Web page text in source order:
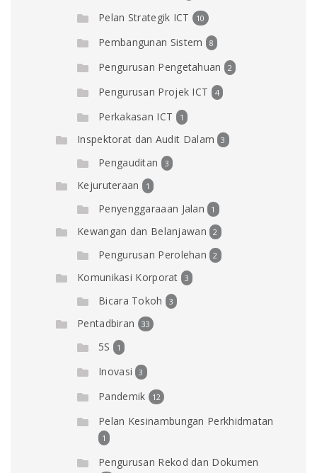
Pelan Strategik ICT 10
Pembangunan Sistem 8
Pengurusan Pengetahuan 2
Pengurusan Projek ICT 4
Perkakasan ICT 1
Inspektorat dan Audit Dalam 3
Pengauditan 3
Kejuruteraan 1
Penyenggaraaan Jalan 1
Kewangan dan Belanjawan 2
Pengurusan Perolehan 2
Komunikasi Korporat 3
Bicara Tokoh 3
Pentadbiran 33
5S 1
Inovasi 3
Pandemik 12
Pelan Kesinambungan Perkhidmatan
1
Pengurusan Rekod dan Dokumen